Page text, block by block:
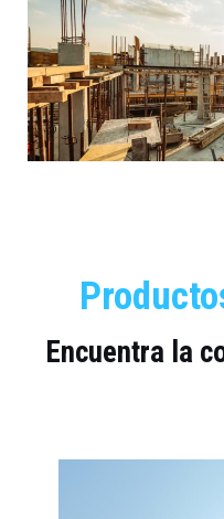
Encuentra la